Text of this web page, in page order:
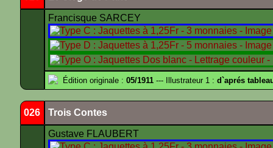
Francisque SARCEY
Édition originale : 05/1911 --- Illustrateur 1 : d`aprés
026 Trois Contes
Gustave FLAUBERT